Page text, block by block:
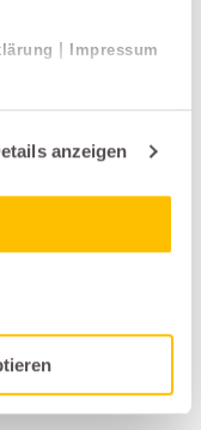
| Impressum
anzeigen